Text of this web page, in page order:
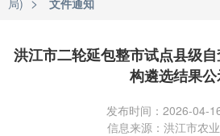
局)
文件通知
洪江市二轮延包整市试点县级
构遴选结果
发布时间：2026-04-
信息来源：洪江市农